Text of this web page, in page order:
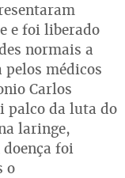
e foi liberado
normais a
médicos
Carlos
palco da luta do
laringe,
doença foi
o